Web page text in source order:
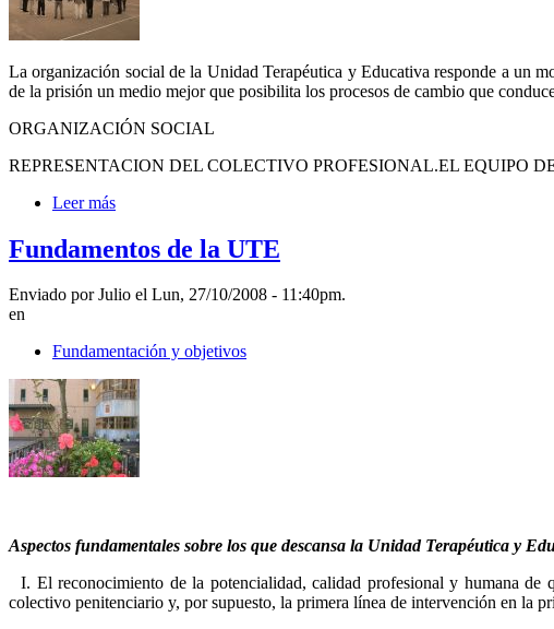
La organización social de la Unidad Terapéutica y Educativa responde a un
de la prisión un medio mejor que posibilita los procesos de cambio que
ORGANIZACIÓN SOCIAL
REPRESENTACION DEL COLECTIVO PROFESIONAL.EL EQUIPO
Leer más
Fundamentos de la UTE
Enviado por Julio el Lun, 27/10/2008 - 11:40pm.
en
Fundamentación y objetivos
Aspectos fundamentales sobre los que descansa la Unidad Terapéutica y
I. El reconocimiento de la potencialidad, calidad profesional y humana de
colectivo penitenciario y, por supuesto, la primera línea de intervención en la